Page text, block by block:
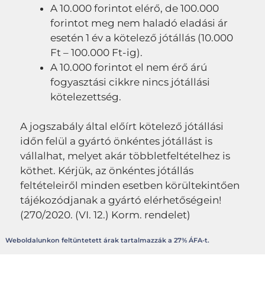
A 10.000 forintot elérő, de 100.000
forintot meg nem haladó eladási ár
esetén 1 év a kötelező jótállás (10.000
Ft – 100.000 Ft-ig).
A 10.000 forintot el nem érő árú
fogyasztási cikkre nincs jótállási
kötelezettség.
A jogszabály által előírt kötelező jótállási
időn felül a gyártó önkéntes jótállást is
vállalhat, melyet akár többletfeltételhez is
köthet. Kérjük, az önkéntes jótállás
feltételeiről minden esetben körültekintően
tájékozódjanak a gyártó elérhetőségein!
(270/2020. (VI. 12.) Korm. rendelet)
Weboldalunkon feltüntetett árak tartalmazzák a 27% ÁFA-t.